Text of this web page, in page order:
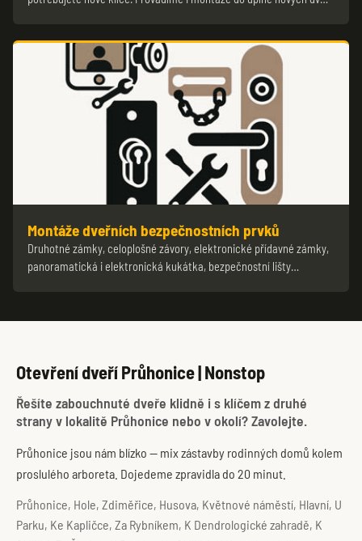
Montáže dveřních bezpečnostních prvků
Druhotné zámky, celoplošné závory, elektronické přídavné zámky,
panoramatická i elektronická kukátka, bezpečnostní lišty…
Otevření dveří Průhonice | Nonstop
Řešíte zabouchnuté dveře klidně i s klíčem z druhé
strany v lokalitě Průhonice nebo v okolí? Zavolejte.
Průhonice jsou nám blízko — mix zástavby rodinných domů kolem
proslulého arboreta. Dojedeme zpravidla do 20 minut.
Průhonice, Hole, Zdiměřice, Husova, Květnové náměstí, Hlavní, U
Parku, Ke Kapličce, Za Rybníkem, K Dendrologické zahradě, K